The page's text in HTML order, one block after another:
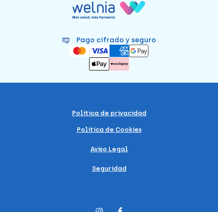
Pago cifrado y seguro
Política de privacidad
Política de Cookies
Aviso Legal
Seguridad